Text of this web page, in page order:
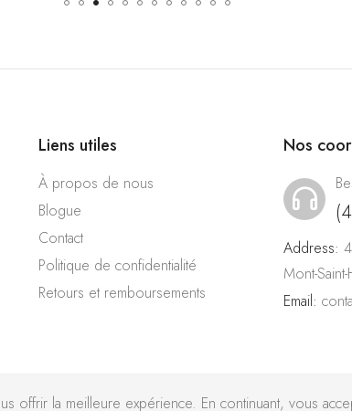
Liens utiles
À propos de nous
Blogue
Contact
Politique de confidentialité
Retours et remboursements
Nos
Address:
Mont-
Email:
offrir la meilleure expérience. En continuant, vous